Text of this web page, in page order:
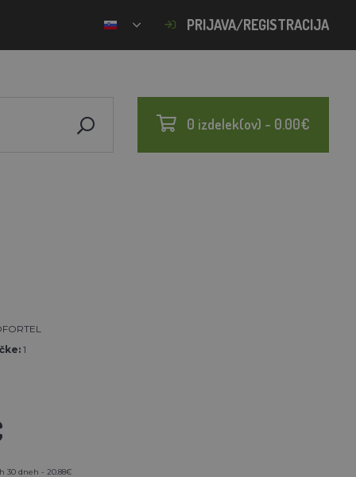
PRIJAVA/REGISTRACIJA
0 izdelek(ov) - 0.00€
1
30 dneh - 20.88€